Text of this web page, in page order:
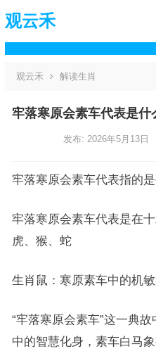
观云禾
观云禾 解读生肖
牢落寒原会素车代表是
发布: 2026年5月13日
牢落寒原会素车代表指的
牢落寒原会素车代表是在
虎、猴、蛇
生肖鼠：寒原素车中的机
“牢落寒原会素车”这一典
中的智慧化身，素车白马